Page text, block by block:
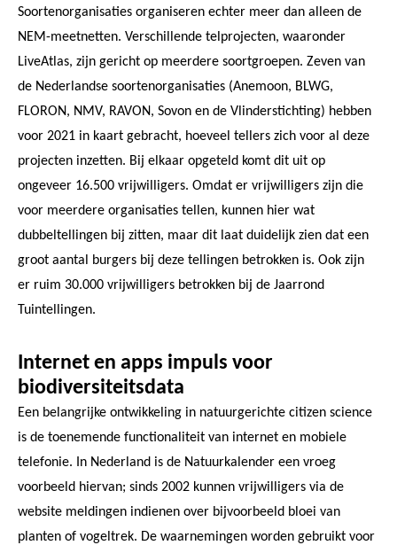
Soortenorganisaties organiseren echter meer dan alleen de
NEM-meetnetten. Verschillende telprojecten, waaronder
LiveAtlas, zijn gericht op meerdere soortgroepen. Zeven van
de Nederlandse soortenorganisaties (Anemoon, BLWG,
FLORON, NMV, RAVON, Sovon en de Vlinderstichting) hebben
voor 2021 in kaart gebracht, hoeveel tellers zich voor al deze
projecten inzetten. Bij elkaar opgeteld komt dit uit op
ongeveer 16.500 vrijwilligers. Omdat er vrijwilligers zijn die
voor meerdere organisaties tellen, kunnen hier wat
dubbeltellingen bij zitten, maar dit laat duidelijk zien dat een
groot aantal burgers bij deze tellingen betrokken is. Ook zijn
er ruim 30.000 vrijwilligers betrokken bij de Jaarrond
Tuintellingen.
Internet en apps impuls voor
biodiversiteitsdata
Een belangrijke ontwikkeling in natuurgerichte citizen science
is de toenemende functionaliteit van internet en mobiele
telefonie. In Nederland is de Natuurkalender een vroeg
voorbeeld hiervan; sinds 2002 kunnen vrijwilligers via de
website meldingen indienen over bijvoorbeeld bloei van
planten of vogeltrek. De waarnemingen worden gebruikt voor